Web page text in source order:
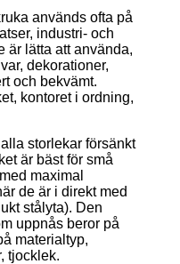
används ofta på
industri- och
är lätta att använda,
dekorationer,
och bekvämt.
kontoret i ordning,
storlekar försänkt
är bäst för små
maximal
de är i direkt med
stålyta). Den
uppnås beror på
materialtyp,
tjocklek.